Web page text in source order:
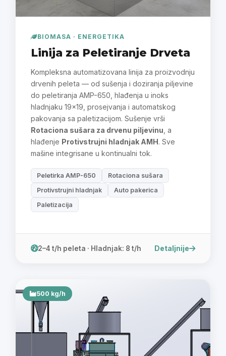
BIOMASA · ENERGETIKA
Linija za Peletiranje Drveta
Kompleksna automatizovana linija za proizvodnju
drvenih peleta — od sušenja i doziranja piljevine
do peletiranja AMP-650, hlađenja u inoks
hladnjaku 19×19, prosejvanja i automatskog
pakovanja sa paletizacijom. Sušenje vrši
Rotaciona sušara za drvenu piljevinu , a
hlađenje Protivstrujni hladnjak AMH. Sve
mašine integrisane u kontinualni tok.
Peletirka AMP-650
Rotaciona sušara
Protivstrujni hladnjak
Auto pakerica
Paletizacija
2–4 t/h peleta · Hladnjak: 8 t/h Detaljnije
500 kg/h